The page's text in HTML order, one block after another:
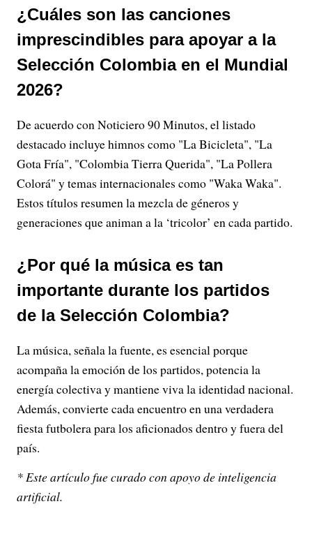
¿Cuáles son las canciones
imprescindibles para apoyar a la
Selección Colombia en el Mundial
2026?
De acuerdo con Noticiero 90 Minutos, el listado
destacado incluye himnos como "La Bicicleta", "La
Gota Fría", "Colombia Tierra Querida", "La Pollera
Colorá" y temas internacionales como "Waka Waka".
Estos títulos resumen la mezcla de géneros y
generaciones que animan a la ‘tricolor’ en cada partido.
¿Por qué la música es tan
importante durante los partidos
de la Selección Colombia?
La música, señala la fuente, es esencial porque
acompaña la emoción de los partidos, potencia la
energía colectiva y mantiene viva la identidad nacional.
Además, convierte cada encuentro en una verdadera
fiesta futbolera para los aficionados dentro y fuera del
país.
* Este artículo fue curado con apoyo de inteligencia
artificial.